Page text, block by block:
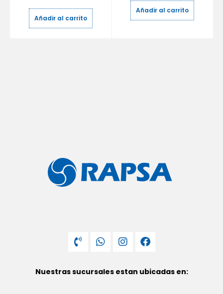
Añadir al carrito
Añadir al carrito
Nuestras sucursales estan ubicadas en: